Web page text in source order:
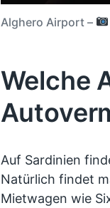
Alghero Airport –
Welche
Auf Sardinien
Natürlich findet
Mietwagen wie